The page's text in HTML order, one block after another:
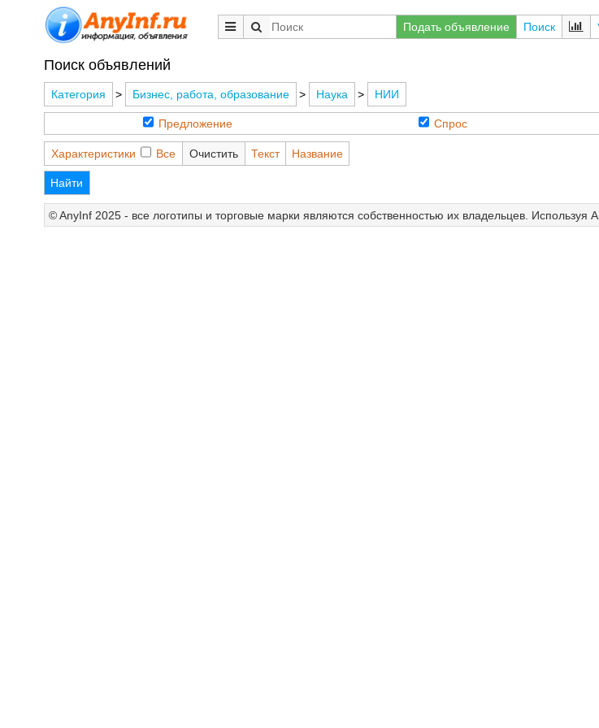
Подать объявление Поиск
Поиск объявлений
Категория > Бизнес, работа, образование > Наука > НИИ
Предложение Спрос
Характеристики Все Очистить Текст Название
Найти
© AnyInf 2025 - все логотипы и торговые марки являются собственностью их владельцев. Используя